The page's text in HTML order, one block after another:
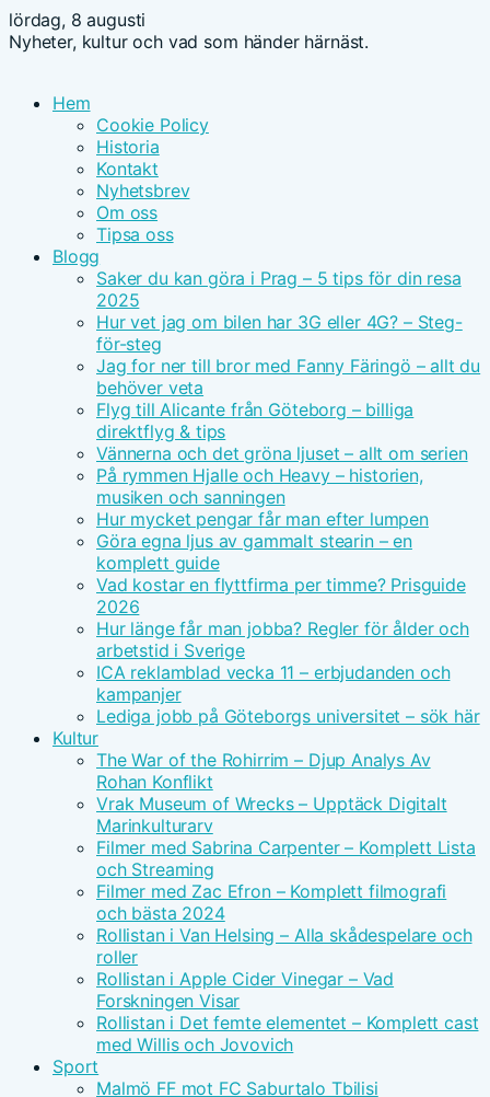
lördag, 8 augusti
Nyheter, kultur och vad som händer härnäst.
Hem
Cookie Policy
Historia
Kontakt
Nyhetsbrev
Om oss
Tipsa oss
Blogg
Saker du kan göra i Prag – 5 tips för din resa
2025
Hur vet jag om bilen har 3G eller 4G? – Steg-
för-steg
Jag for ner till bror med Fanny Färingö – allt du
behöver veta
Flyg till Alicante från Göteborg – billiga
direktflyg & tips
Vännerna och det gröna ljuset – allt om serien
På rymmen Hjalle och Heavy – historien,
musiken och sanningen
Hur mycket pengar får man efter lumpen
Göra egna ljus av gammalt stearin – en
komplett guide
Vad kostar en flyttfirma per timme? Prisguide
2026
Hur länge får man jobba? Regler för ålder och
arbetstid i Sverige
ICA reklamblad vecka 11 – erbjudanden och
kampanjer
Lediga jobb på Göteborgs universitet – sök här
Kultur
The War of the Rohirrim – Djup Analys Av
Rohan Konflikt
Vrak Museum of Wrecks – Upptäck Digitalt
Marinkulturarv
Filmer med Sabrina Carpenter – Komplett Lista
och Streaming
Filmer med Zac Efron – Komplett filmografi
och bästa 2024
Rollistan i Van Helsing – Alla skådespelare och
roller
Rollistan i Apple Cider Vinegar – Vad
Forskningen Visar
Rollistan i Det femte elementet – Komplett cast
med Willis och Jovovich
Sport
Malmö FF mot FC Saburtalo Tbilisi